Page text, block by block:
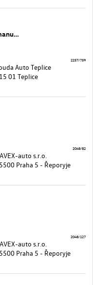
SEAT Arona Xcellence 1.0 TSI 85 kW manuál ,
Auto Teplice
01 Teplice
2257/759
auto s.r.o.
Praha 5 - Řeporyje
2048/82
auto s.r.o.
Praha 5 - Řeporyje
2048/127